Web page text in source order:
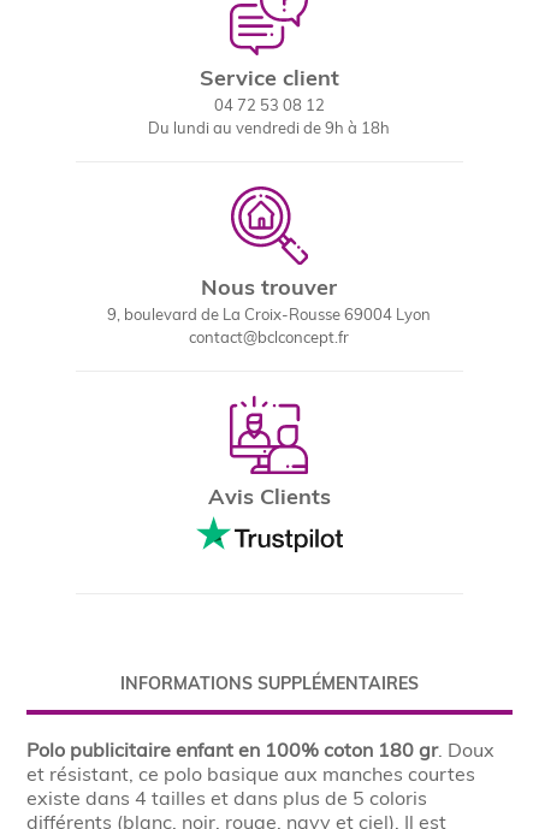
Service client
04 72 53 08 12
Du lundi au vendredi de 9h à 18h
Nous trouver
9, boulevard de La Croix-Rousse 69004 Lyon
contact@bclconcept.fr
Avis Clients
INFORMATIONS SUPPLÉMENTAIRES
Polo publicitaire enfant en 100% coton 180 gr. Doux
et résistant, ce polo basique aux manches courtes
existe dans 4 tailles et dans plus de 5 coloris
différents (blanc, noir, rouge, navy et ciel). Il est